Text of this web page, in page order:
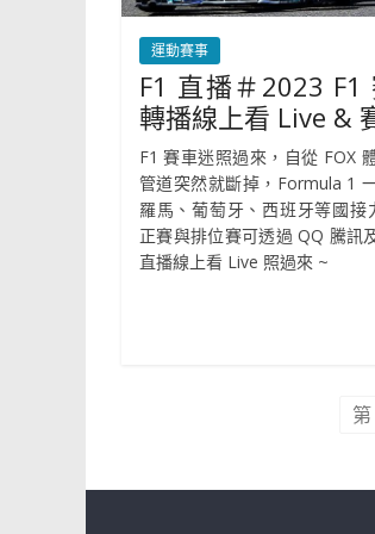
運動賽事
F1 直播＃2023
轉播線上看 Live &
F1 賽車迷照過來，自從 FOX
管道突然就斷掉，Formula 1
羅馬、葡萄牙、西班牙等國接
正賽與排位賽可透過 QQ 騰訊
直播線上看 Live 照過來 ~